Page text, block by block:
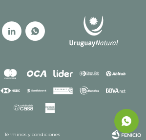
 
Términos y condiciones